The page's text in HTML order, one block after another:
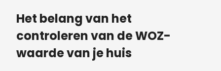
Het belang van het
controleren van de WOZ-
waarde van je huis